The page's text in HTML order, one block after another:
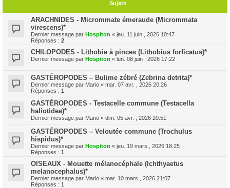
Sujets
ARACHNIDES - Micrommate émeraude (Micrommata
virescens)*
Dernier message par Hospiton « jeu. 11 juin , 2026 10:47
Réponses : 2
CHILOPODES - Lithobie à pinces (Lithobius forficatus)*
Dernier message par Hospiton « lun. 08 juin , 2026 17:22
GASTÉROPODES – Bulime zébré (Zebrina detrita)*
Dernier message par Mario « mar. 07 avr. , 2026 20:26
Réponses : 1
GASTÉROPODES - Testacelle commune (Testacella
haliotidea)*
Dernier message par Mario « dim. 05 avr. , 2026 20:51
GASTÉROPODES – Veloutée commune (Trochulus
hispidus)*
Dernier message par Hospiton « jeu. 19 mars , 2026 18:25
Réponses : 1
OISEAUX - Mouette mélanocéphale (Ichthyaetus
melanocephalus)*
Dernier message par Mario « mar. 10 mars , 2026 21:07
Réponses : 1